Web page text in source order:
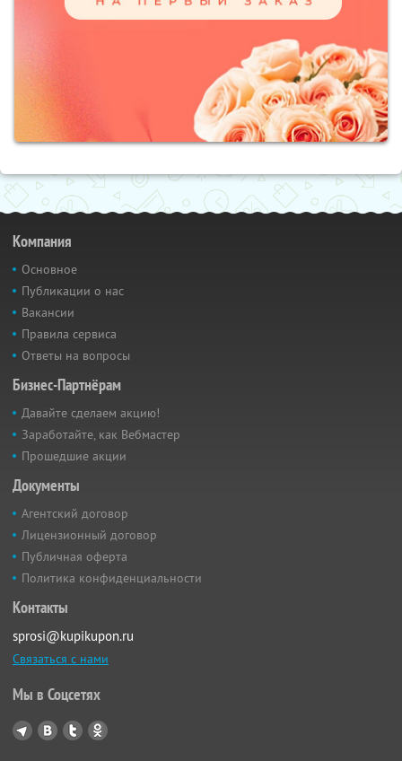
Компания
Основное
Публикации о нас
Вакансии
Правила сервиса
Ответы на вопросы
Бизнес-Партнёрам
Давайте сделаем акцию!
Заработайте, как Вебмастер
Прошедшие акции
Документы
Агентский договор
Лицензионный договор
Публичная оферта
Политика конфиденциальности
Контакты
sprosi@kupikupon.ru
Связаться с нами
Мы в Соцсетях